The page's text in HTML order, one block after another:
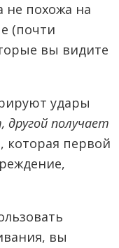
не похожа на
(почти
вы видите
удары
другой получает
которая первой
вы